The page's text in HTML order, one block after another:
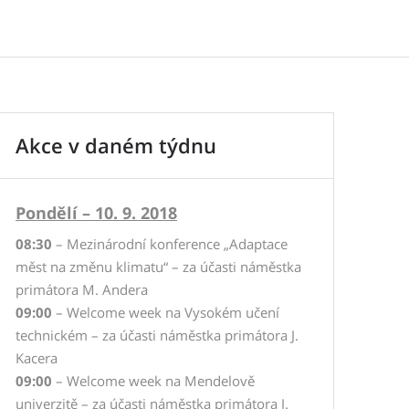
Akce v daném týdnu
Pondělí – 10. 9. 2018
08:30 – Mezinárodní konference „Adaptace
měst na změnu klimatu“ – za účasti náměstka
primátora M. Andera
09:00 – Welcome week na Vysokém učení
technickém – za účasti náměstka primátora J.
Kacera
09:00 – Welcome week na Mendelově
univerzitě – za účasti náměstka primátora J.